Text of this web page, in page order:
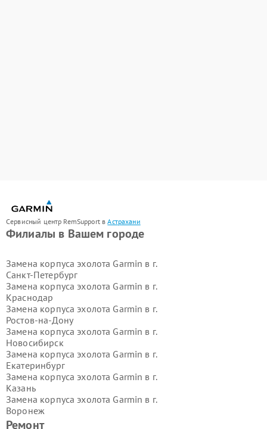
Сервисный центр RemSupport вАстрахани
Ремонт
Филиалы в Вашем городе
Замена корпуса эхолота Garmin в г.
Санкт-Петербург
Замена корпуса эхолота Garmin в г.
Краснодар
Замена корпуса эхолота Garmin в г.
Ростов-на-Дону
Замена корпуса эхолота Garmin в г.
Новосибирск
Замена корпуса эхолота Garmin в г.
Екатеринбург
Замена корпуса эхолота Garmin в г.
Казань
Замена корпуса эхолота Garmin в г.
Воронеж
Замена корпуса эхолота Garmin в г.